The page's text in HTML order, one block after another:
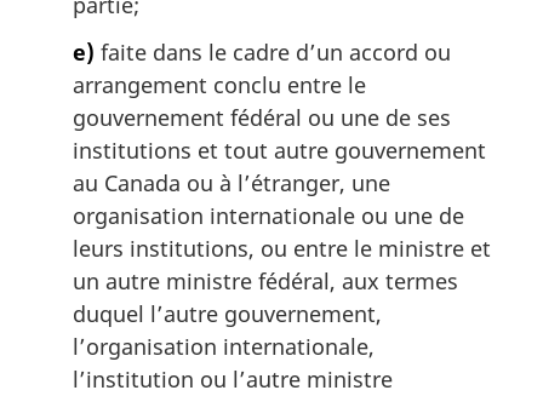
e) faite dans le cadre d’un accord ou
arrangement conclu entre le
gouvernement fédéral ou une de ses
institutions et tout autre gouvernement
au Canada ou à l’étranger, une
organisation internationale ou une de
leurs institutions, ou entre le ministre et
un autre ministre fédéral, aux termes
duquel l’autre gouvernement,
l’organisation internationale,
l’institution ou l’autre ministre